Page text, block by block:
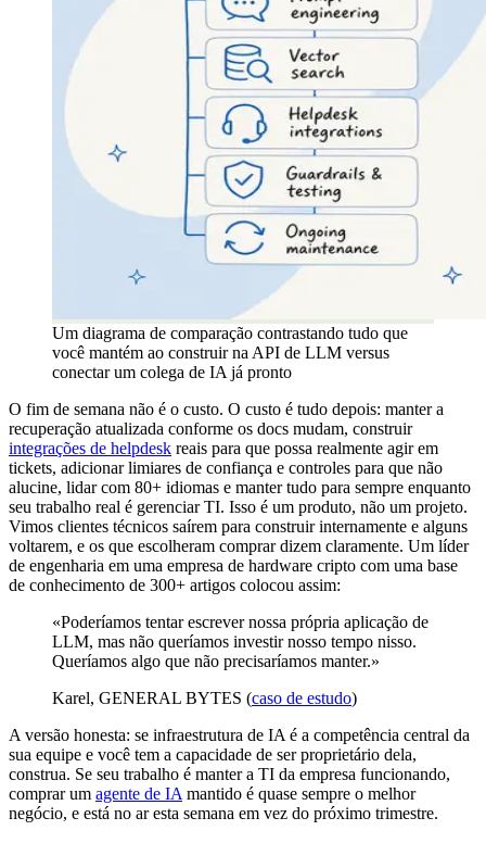
Um diagrama de comparação contrastando tudo que
você mantém ao construir na API de LLM versus
conectar um colega de IA já pronto
O fim de semana não é o custo. O custo é tudo depois: manter a
recuperação atualizada conforme os docs mudam, construir
integrações de helpdesk reais para que possa realmente agir em
tickets, adicionar limiares de confiança e controles para que não
alucine, lidar com 80+ idiomas e manter tudo para sempre enquanto
seu trabalho real é gerenciar TI. Isso é um produto, não um projeto.
Vimos clientes técnicos saírem para construir internamente e alguns
voltarem, e os que escolheram comprar dizem claramente. Um líder
de engenharia em uma empresa de hardware cripto com uma base
de conhecimento de 300+ artigos colocou assim:
«Poderíamos tentar escrever nossa própria aplicação de
LLM, mas não queríamos investir nosso tempo nisso.
Queríamos algo que não precisaríamos manter.»
Karel, GENERAL BYTES (caso de estudo)
A versão honesta: se infraestrutura de IA é a competência central da
sua equipe e você tem a capacidade de ser proprietário dela,
construa. Se seu trabalho é manter a TI da empresa funcionando,
comprar um agente de IA mantido é quase sempre o melhor
negócio, e está no ar esta semana em vez do próximo trimestre.